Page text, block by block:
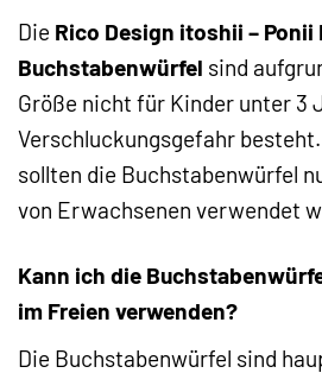
Die Rico Design itoshii – Ponii
Buchstabenwürfel sind
Größe nicht für Kinder unter 3
Verschluckungsgefahr
sollten die Buchstabenwürfel
von Erwachsenen verwendet
Kann ich die
im Freien verwenden?
Die Buchstabenwürfel sind